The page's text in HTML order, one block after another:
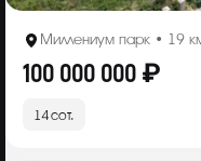
Миллениум парк • 19
100 000 000 ₽
14 сот.